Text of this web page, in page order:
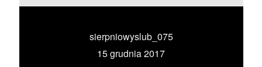
sierpniowyslub_075
15 grudnia 2017
UMÓW SIĘ ZE MNĄ →